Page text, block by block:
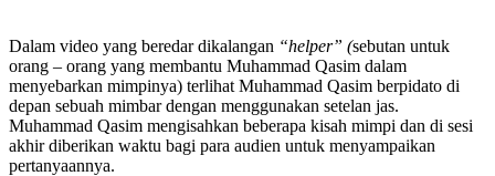
Dalam video yang beredar dikalangan “helper” (sebutan untuk
orang – orang yang membantu Muhammad Qasim dalam
menyebarkan mimpinya) terlihat Muhammad Qasim berpidato di
depan sebuah mimbar dengan menggunakan setelan jas.
Muhammad Qasim mengisahkan beberapa kisah mimpi dan di sesi
akhir diberikan waktu bagi para audien untuk menyampaikan
pertanyaannya.